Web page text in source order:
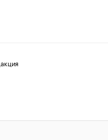
авторских прав